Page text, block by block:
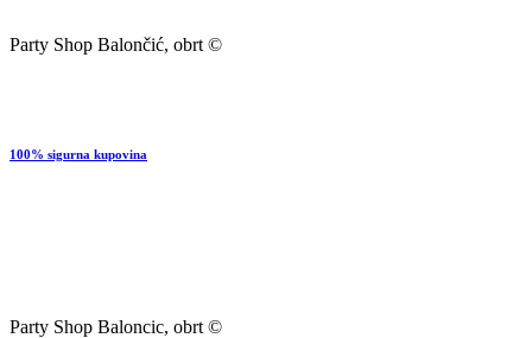
Party Shop Balončić, obrt ©
100% sigurna kupovina
Party Shop Baloncic, obrt ©